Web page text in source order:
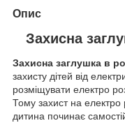
Опис
Захисна
Захисна заглушка в
захисту дітей від
розміщувати електро
Тому захист на електро
дитина починає